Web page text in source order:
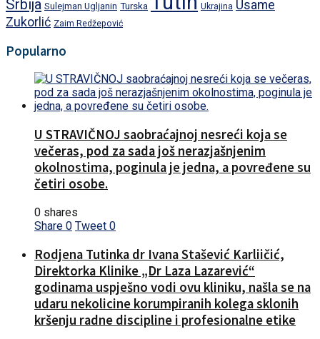
Srbija Sulejman Ugljanin Turska Ukrajina Usame
Zukorlić Zaim Redžepović
Popularno
U STRAVIČNOJ saobraćajnoj nesreći koja se
večeras, pod za sada još nerazjašnjenim
okolnostima, poginula je jedna, a povređene su
četiri osobe.
0 shares
Share 0 Tweet 0
Rodjena Tutinka dr Ivana Stašević Karliičić,
Direktorka Klinike „Dr Laza Lazarević“
godinama uspješno vodi ovu kliniku, našla se na
udaru nekolicine korumpiranih kolega sklonih
kršenju radne discipline i profesionalne etike